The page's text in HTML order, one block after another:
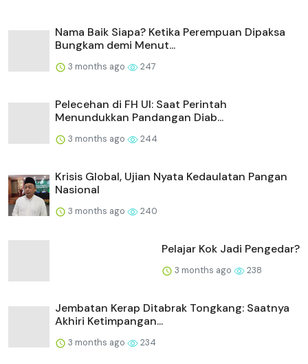
Nama Baik Siapa? Ketika Perempuan Dipaksa
Bungkam demi Menut...
3 months ago 247
Pelecehan di FH UI: Saat Perintah
Menundukkan Pandangan Diab...
3 months ago 244
Krisis Global, Ujian Nyata Kedaulatan Pangan
Nasional
3 months ago 240
Pelajar Kok Jadi Pengedar?
3 months ago 238
Jembatan Kerap Ditabrak Tongkang: Saatnya
Akhiri Ketimpangan...
3 months ago 234